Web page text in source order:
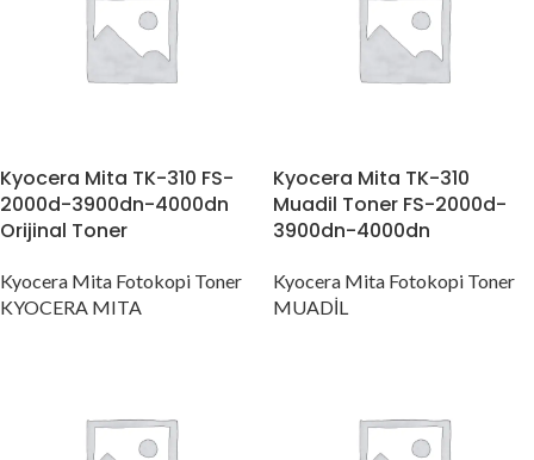
Kyocera Mita TK-310 FS-
2000d-3900dn-4000dn
Orijinal Toner
Kyocera Mita Fotokopi Toner
KYOCERA MITA
Kyocera Mita TK-310
Muadil Toner FS-2000d-
3900dn-4000dn
Kyocera Mita Fotokopi Toner
MUADİL